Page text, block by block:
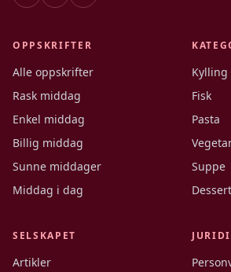
OPPSKRIFTER
Alle oppskrifter
Rask middag
Enkel middag
Billig middag
Sunne middager
Middag i dag
Kylling
Fisk
Pasta
Suppe
Dessert
SELSKAPET
Artikler